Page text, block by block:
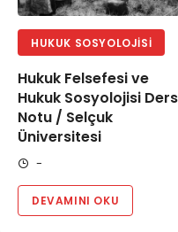
HUKUK SOSYOLOJISI
Hukuk Felsefesi ve
Hukuk Sosyolojisi Ders
Notu / Selçuk
Üniversitesi
-
DEVAMINI OKU